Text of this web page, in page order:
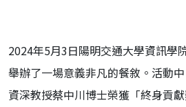
2024年5月3日陽明交通大學資訊學
舉辦了一場意義非凡的餐敘。活動
資深教授蔡中川博士榮獲「終身貢